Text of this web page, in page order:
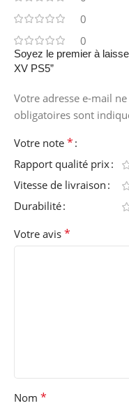
0
0
Soyez le premier à
XV PS5”
Votre adresse e-mail
obligatoires sont
Votre note *
Rapport qualité prix
Vitesse de livraison
Durabilité
Votre avis *
Nom *